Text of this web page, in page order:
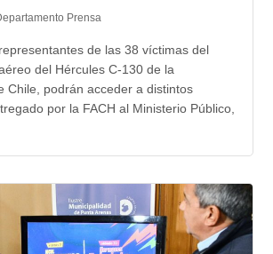
Prensa
de las 38 víctimas del
del Hércules C-130 de la
Chile, podrán acceder a distintos
por la FACH al Ministerio Público,